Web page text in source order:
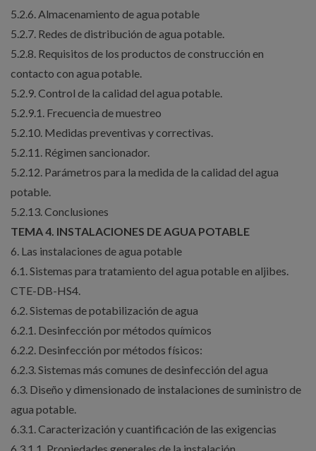
5.2.6. Almacenamiento de agua potable
5.2.7. Redes de distribución de agua potable.
5.2.8. Requisitos de los productos de construcción en
contacto con agua potable.
5.2.9. Control de la calidad del agua potable.
5.2.9.1. Frecuencia de muestreo
5.2.10. Medidas preventivas y correctivas.
5.2.11. Régimen sancionador.
5.2.12. Parámetros para la medida de la calidad del agua
potable.
5.2.13. Conclusiones
TEMA 4. INSTALACIONES DE AGUA POTABLE
6. Las instalaciones de agua potable
6.1. Sistemas para tratamiento del agua potable en aljibes.
CTE-DB-HS4.
6.2. Sistemas de potabilización de agua
6.2.1. Desinfección por métodos químicos
6.2.2. Desinfección por métodos físicos:
6.2.3. Sistemas más comunes de desinfección del agua
6.3. Diseño y dimensionado de instalaciones de suministro de
agua potable.
6.3.1. Caracterización y cuantificación de las exigencias
6.3.1.1. Propiedades generales de la instalación